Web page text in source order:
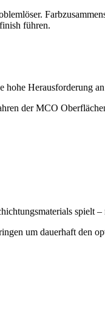
führen.
Herausforderung
der MCO
spielt
um dauerhaft den